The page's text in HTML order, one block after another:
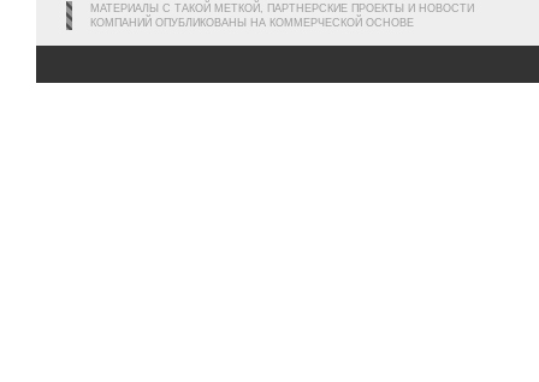
МАТЕРИАЛЫ С ТАКОЙ МЕТКОЙ, ПАРТНЕРСКИЕ ПРОЕКТЫ И НОВОСТИ
КОМПАНИЙ ОПУБЛИКОВАНЫ НА КОММЕРЧЕСКОЙ ОСНОВЕ